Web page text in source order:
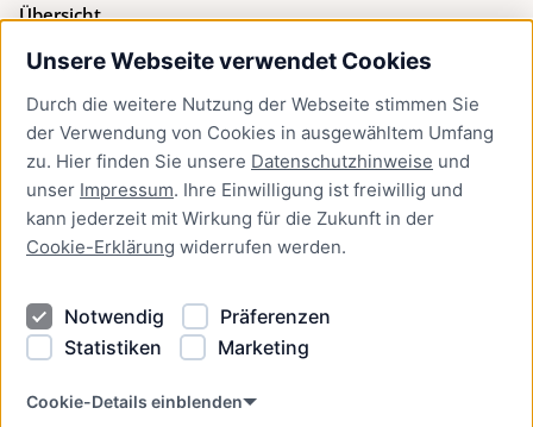
Unsere Webseite verwendet Cookies
Durch die weitere Nutzung der Webseite stimmen Sie
der Verwendung von Cookies in ausgewähltem Umfang
zu. Hier finden Sie unsere Datenschutzhinweise und
unser Impressum. Ihre Einwilligung ist freiwillig und
kann jederzeit mit Wirkung für die Zukunft in der
Cookie-Erklärung widerrufen werden.
Notwendig
Präferenzen
Statistiken
Marketing
Cookie-Details einblenden
Übersicht
Bürgerservice
Presse
Newsletter Lübeck:kompakt
Kontakt
Kontakt
Datenschutzhinweise
Barrierefreiheit
Cookie Erklärung